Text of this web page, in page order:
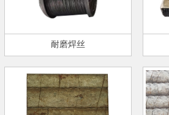
耐磨焊丝